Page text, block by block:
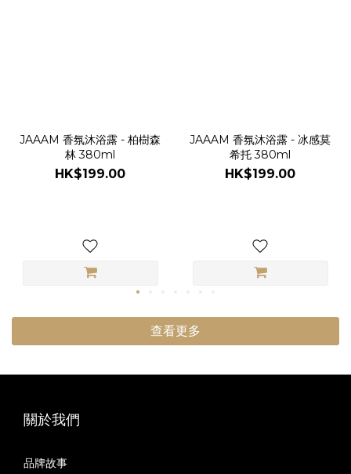
JAAAM 香氛沐浴露 - 柏樹森
林 380ml
HK$199.00
JAAAM 香氛沐浴露 - 冰感莫
希托 380ml
HK$199.00
查看更多
關於我們
品牌故事